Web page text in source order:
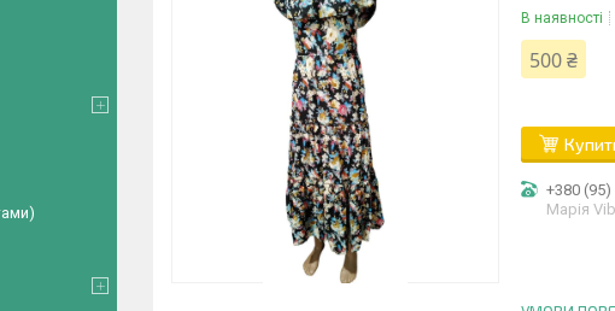
В наявності
500 ₴
+380
Марія